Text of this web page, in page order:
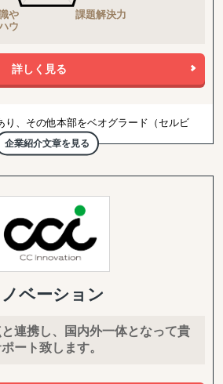
詳しく見る
企業紹介文章を見る
り、その他本部をベオグラード（セルビ
ル）、リヤド（サウジアラビア）に置き、
ポートしております。
クトマネージャーによって構築されたネッ
ドイツ、トルコ、イラン、サウジアラビ
日本、アルゼンチンにおいて各国企業の事
社ヒーローズが専門知識を有する市場であ
ー知識、多言語に対応し、商習慣、文化を
擁しています。主な実践分野は、自動車、
可能エネルギー、人工知能、出版、ワイン
などがあります。
ベーション
連携し、国内外一体となって貴
ート致します。